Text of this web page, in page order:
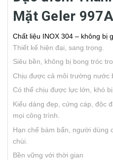
Mặt Geler
Chất liệu INOX 304 – không bị
Thiết kế hiện đại, sang trọng.
Siêu bền, không bị bong tróc
Chịu được cả môi trường nước
Có thể chịu được lực lớn, khó
Kiểu dáng đẹp, cứng cáp, độc
mọi công trình.
Hạn chế bám bẩn, người dùng
chùi.
Bền vững với thời gian